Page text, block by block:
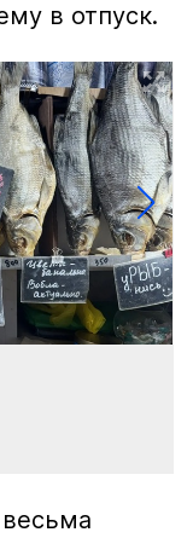
в отпуск.